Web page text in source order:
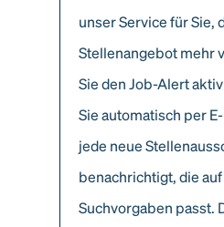
unser Service für Sie,
Stellenangebot mehr
Sie den Job-Alert
Sie automatisch per
jede neue
benachrichtigt, die
Suchvorgaben passt.